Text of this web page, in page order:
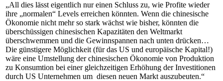
„All dies lässt eigentlich nur einen Schluss zu, wie Profite wieder
ihre „normalen“ Levels erreichen könnten. Wenn die chinesische
Ökonomie nicht mehr so stark wächst wie bisher, könnten die
überschüssigen chinesischen Kapazitäten den Weltmarkt
überschwemmen und die Gewinnspannen nach unten drücken…
Die günstigere Möglichkeit (für das US und europäische Kapital!)
wäre eine Umstellung der chinesischen Ökonomie von Produktion
zu Konsumtion bei einer gleichzeitigen Erhöhung der Investitionen
durch US Unternehmen um diesen neuen Markt auszubeuten.“